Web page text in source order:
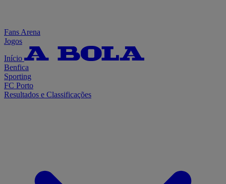
Fans Arena
Jogos
Início
Benfica
Sporting
FC Porto
Resultados e Classificações